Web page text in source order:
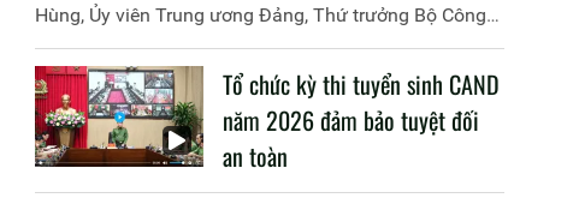
Hùng, Ủy viên Trung ương Đảng, Thứ trưởng Bộ Công
an đã đồng chủ trì buổi làm việc với các đơn vị của 2
Bộ về một số nội dung liên quan đến công tác giáo dục
và đào tạo của lực lượng CAND.Tổ chức kỳ thi tuyển sinh CAND
năm 2026 đảm bảo tuyệt đối
an toàn